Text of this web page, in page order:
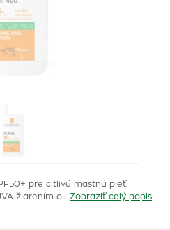
pre citlivú mastnú pleť.
žiarením a…
Zobraziť celý popis